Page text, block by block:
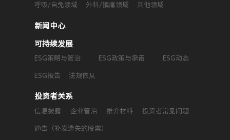
呼吸/自免领域 外科/镇痛领域 其他领域
新闻中心
可持续发展
ESG策略与管治 ESG政策与承诺 ESG动态
ESG报告 法规依从
投资者关系
信息披露 企业管治 推介材料 投资者常见问题
通告（补发遗失的股票）